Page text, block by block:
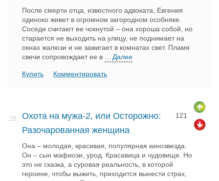
После смерти отца, известного адвоката, Евгения
одиноко живет в огромном загородном особняке.
Соседи считают ее чокнутой – она хороша собой, но
старается не выходить на улицу, не поднимает на
окнах жалюзи и не зажигает в комнатах свет. Пламя
свечи сопровождает ее в
... Далее
Купить Комментировать
28.
Охота на мужа-2, или Осторожно:
Разочарованная женщина
121
Она – молодая, красивая, популярная кинозвезда.
Он – сын мафиози, урод. Красавица и чудовище. Но
это не сказка, а суровая реальность, в которой
героине, чтобы выжить, приходится вынести страх,